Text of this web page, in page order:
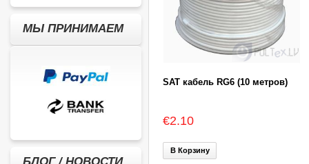
МЫ ПРИНИМАЕМ
SAT кабель RG6 (10 метров)
€2.10
В Корзину